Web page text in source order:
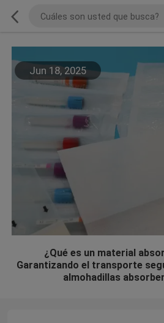
Jun 18, 2025
¿Qué es un material
Garantizando el transporte
almohadillas